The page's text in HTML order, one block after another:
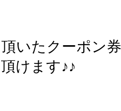
いたクーポン
けます♪♪